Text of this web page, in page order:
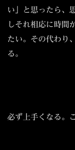
い」と思ったら、
しそれ相応に時間
たい。その代わり
る。
必ず上手くなる。